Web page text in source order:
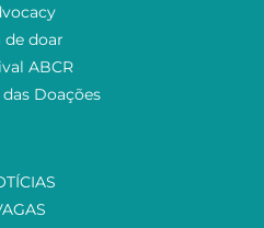
de doar
ABCR
Doações